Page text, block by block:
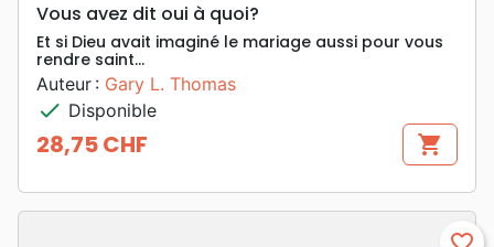
Vous avez dit oui à quoi?
Et si Dieu avait imaginé le mariage aussi pour vous
rendre saint...
Auteur : Gary L. Thomas
check Disponible
Prix
28,75 CHF shopping_cart